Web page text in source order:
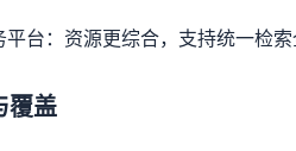
台：资源更综合，支持统一检索
覆盖